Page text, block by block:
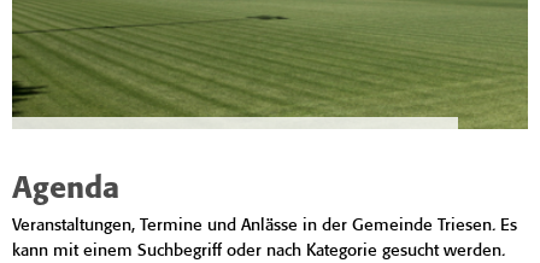
Agenda
Veranstaltungen, Termine und Anlässe in der Gemeinde Triesen. Es
kann mit einem Suchbegriff oder nach Kategorie gesucht werden.